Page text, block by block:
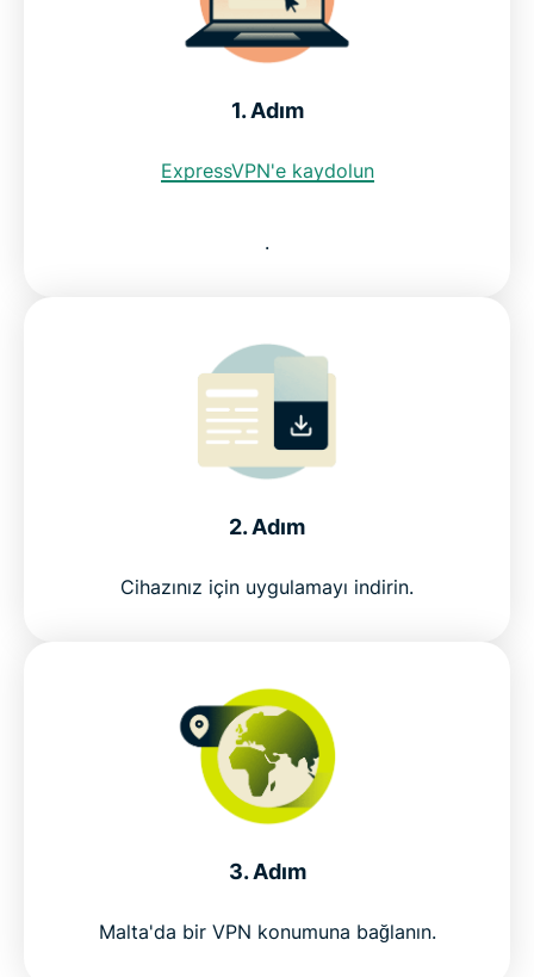
Malta IP adresi edinmek için ücretsiz VPN
Tüm ülkeler için ExpressVPN
Malta VPN'ini taahhütsüz deneyin
1. Adım
ExpressVPN'e kaydolun
.
2. Adım
Cihazınız için uygulamayı indirin.
3. Adım
Malta'da bir VPN konumuna bağlanın.